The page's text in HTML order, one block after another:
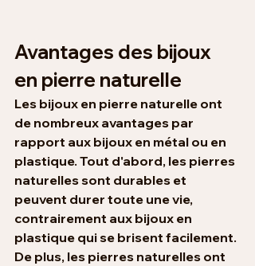
Avantages des bijoux
en pierre naturelle
Les bijoux en pierre naturelle ont
de nombreux avantages par
rapport aux bijoux en métal ou en
plastique. Tout d'abord, les pierres
naturelles sont durables et
peuvent durer toute une vie,
contrairement aux bijoux en
plastique qui se brisent facilement.
De plus, les pierres naturelles ont